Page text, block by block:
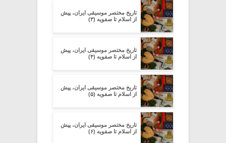
تاریخ مختصر موسیقی ایران، پیش
از اسلام تا صفویه (۳)
تاریخ مختصر موسیقی ایران، پیش
از اسلام تا صفویه (۴)
تاریخ مختصر موسیقی ایران، پیش
از اسلام تا صفویه (۵)
تاریخ مختصر موسیقی ایران، پیش
از اسلام تا صفویه (۶)